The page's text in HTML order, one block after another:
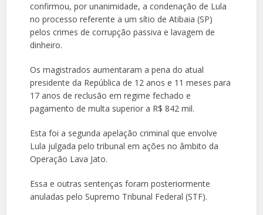
confirmou, por unanimidade, a condenação de Lula
no processo referente a um sítio de Atibaia (SP)
pelos crimes de corrupção passiva e lavagem de
dinheiro.
Os magistrados aumentaram a pena do atual
presidente da República de 12 anos e 11 meses para
17 anos de reclusão em regime fechado e
pagamento de multa superior a R$ 842 mil.
Esta foi a segunda apelação criminal que envolve
Lula julgada pelo tribunal em ações no âmbito da
Operação Lava Jato.
Essa e outras sentenças foram posteriormente
anuladas pelo Supremo Tribunal Federal (STF).